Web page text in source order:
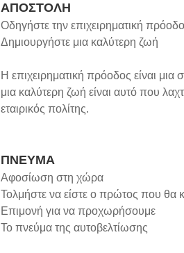
ΑΠΟΣΤΟΛΗ
Οδηγήστε την επιχειρηματική πρόοδο
Δημιουργήστε μια καλύτερη ζωή
Η επιχειρηματική πρόοδος είναι μια
μια καλύτερη ζωή είναι αυτό που
εταιρικός πολίτης.
ΠΝΕΥΜΑ
Αφοσίωση στη χώρα
Τολμήστε να είστε ο πρώτος που θα
Επιμονή για να προχωρήσουμε
Το πνεύμα της αυτοβελτίωσης